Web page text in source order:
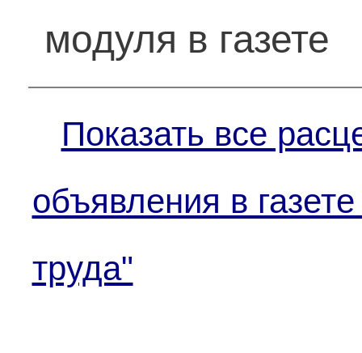
модуля в газете
Показать все
объявления в
труда"